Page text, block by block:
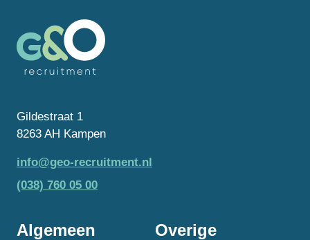
Gildestraat 1
8263 AH Kampen
info@geo-recruitment.nl
(038) 760 05 00
Algemeen Overige